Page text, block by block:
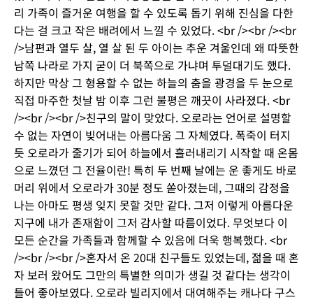
리 가족이 즐거운 여행을 할 수 있도록 돕기 위해 진심을 다한
다는 걸 크고 작은 배려에서 느낄 수 있었다. <br /><br /><br
/>남편과 열두 살, 열 살 된 두 아이는 추운 겨울인데 왜 따뜻한
남쪽 나라로 가지 굳이 더 북쪽으로 가냐며 투덜대기도 했다.
하지만 막상 그 형용할 수 없는 하늘의 춤을 광경을 두 눈으로
직접 마주한 첫날 밤 이후 그런 불평은 깨끗이 사라졌다. <br
/><br /><br />친구의 말이 맞았다. 오로라는 언어로 설명할
수 없는 자연이 빚어내는 아름다움 그 자체였다. 폭죽이 터지
듯 오로라가 줄기가 되어 하늘에서 흘러내리기 시작할 때 온몸
으로 느꼈던 그 전율이란! 특히 두 번째 날에는 운 좋게도 바로
머리 위에서 오로라가 30분 정도 쏟아졌는데, 그때의 감정을
나는 아마도 평생 잊지 못할 것만 같다. 그저 이렇게 아름다운
지구에 내가 존재함이 그저 감사할 따름이었다. 무엇보다 이
모든 순간을 가족들과 함께할 수 있음에 더욱 행복했다. <br
/><br /><br />혼자서 온 20대 친구들도 있었는데, 젊을 때 혼
자 보러 왔어도 그만의 특별한 의미가 생길 것 같다는 생각이
들어 좋아보였다. 오로라 빌리지에서 대여해주는 캐나다 구스